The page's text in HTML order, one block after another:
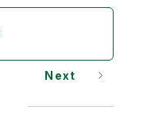
Next